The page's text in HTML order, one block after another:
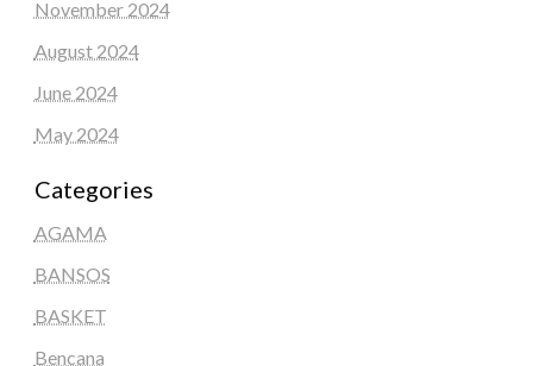
November 2024
August 2024
June 2024
May 2024
Categories
AGAMA
BANSOS
BASKET
Bencana